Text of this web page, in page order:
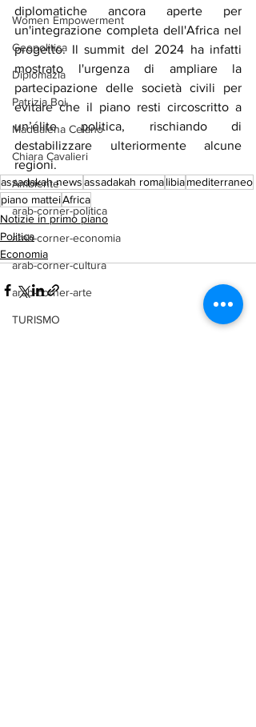
Women Empowerment
Geopolitica
Diplomazia
Patrizia Boi
Maddalena Celano
Chiara Cavalieri
Ambiente
arab-corner-politica
arab-corner-economia
arab-corner-cultura
arab-corner-arte
TURISMO
diplomatiche ancora aperte per
un'integrazione completa dell'Africa nel
progetto. Il summit del 2024 ha infatti
mostrato l'urgenza di ampliare la
partecipazione delle società civili per
evitare che il piano resti circoscritto a
un’élite politica, rischiando di
destabilizzare ulteriormente alcune
regioni.
assadakah newsassadakah romalibiamediterraneo
piano matteiAfrica
Notizie in primo piano
Politica
Economia